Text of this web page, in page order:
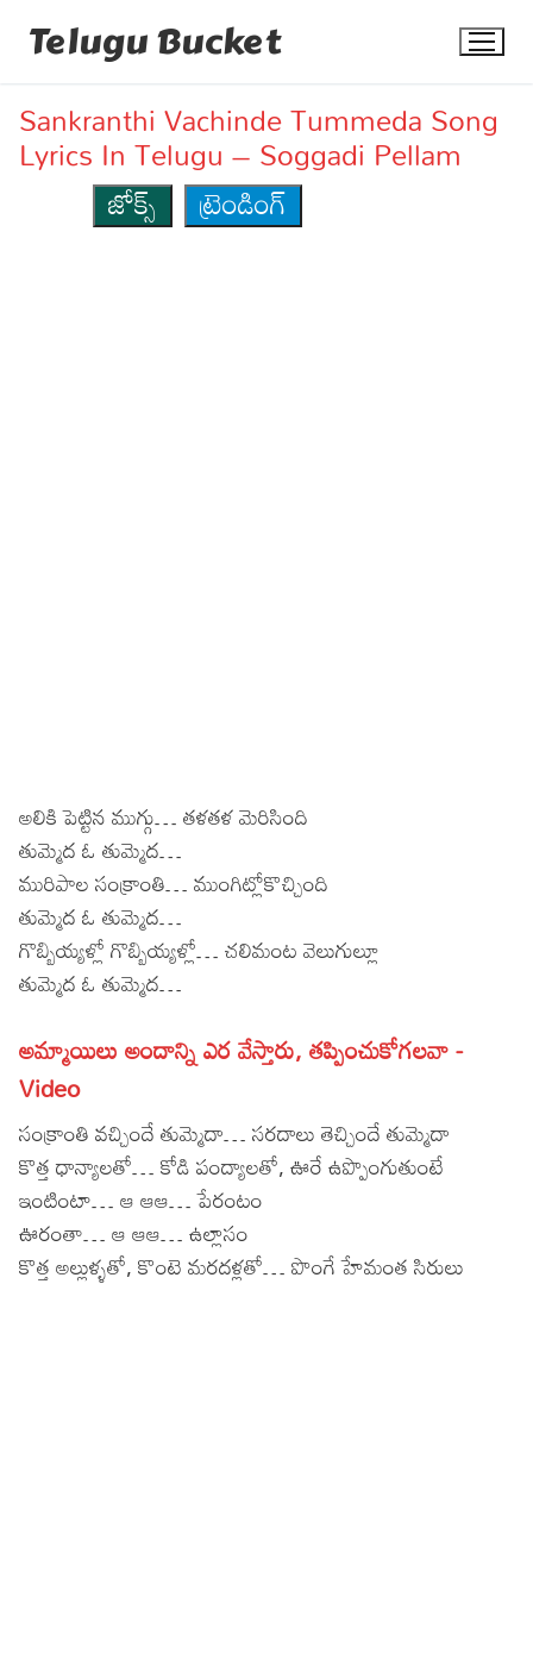
Telugu Bucket
Articles
Facts
Devotional
Christianity
Hinduism
Hindi
Lyrics in Hindi – Devotional Songs
Lyrics in Hindi – Movie Songs
Tamil
Lyrics in Tamil – Devotional Songs
Lyrics in Tamil – Movie Songs
Kannada
Lyrics in Kannada – Movie Songs
Sankranthi Vachinde Tummeda Song
Lyrics In Telugu – Soggadi Pellam
జోక్స్
ట్రెండింగ్
అలికి పెట్టిన ముగ్గు… తళతళ మెరిసింది
తుమ్మెద ఓ తుమ్మెద…
మురిపాల సంక్రాంతి… ముంగిట్లోకొచ్చింది
తుమ్మెద ఓ తుమ్మెద…
గొబ్బియ్యళ్లో గొబ్బియ్యళ్లో… చలిమంట వెలుగుల్లూ
తుమ్మెద ఓ తుమ్మెద…
అమ్మాయిలు అందాన్ని ఎర వేస్తారు, తప్పించుకోగలవా -
Video
సంక్రాంతి వచ్చిందే తుమ్మెదా… సరదాలు తెచ్చిందే తుమ్మెదా
కొత్త ధాన్యాలతో… కోడి పంద్యాలతో, ఊరే ఉప్పొంగుతుంటే
ఇంటింటా… ఆ ఆఆ… పేరంటం
ఊరంతా… ఆ ఆఆ… ఉల్లాసం
కొత్త అల్లుళ్ళతో, కొంటె మరదళ్లతో… పొంగే హేమంత సిరులు